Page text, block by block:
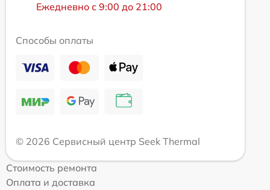
Ежедневно с 9:00 до 21:00
Способы оплаты
© 2026 Сервисный центр Seek Thermal
Стоимость ремонта
Оплата и доставка